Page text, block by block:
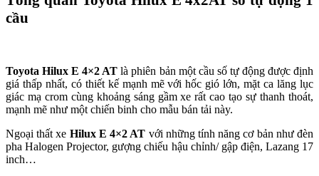
cầu
Toyota Hilux E 4×2 AT là phiên bản một cầu số tự động được định
giá thấp nhất, có thiết kế mạnh mẽ với hốc gió lớn, mặt ca lăng lục
giác mạ crom cùng khoảng sáng gầm xe rất cao tạo sự thanh thoát,
mạnh mẽ như một chiến binh cho mẫu bán tải này.
Ngoại thất xe Hilux E 4×2 AT với những tính năng cơ bản như đèn
pha Halogen Projector, gượng chiếu hậu chỉnh/ gập điện, Lazang 17
inch…